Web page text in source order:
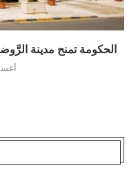
الحكومة تمنح مدينة